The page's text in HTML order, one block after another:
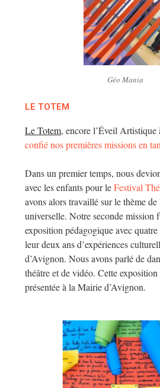
Géo Mania
LE TOTEM
Le Totem, encore l’Éveil Artistique
confié nos premières missions en
Dans un premier temps, nous
avec les enfants pour leFestival
avons alors travaillé sur le thème
universelle. Notre seconde mission
exposition pédagogique avec
leur deux ans d’expériences
d’Avignon. Nous avons parlé de
théâtre et de vidéo. Cette exposition
présentée à la Mairie d’Avignon.